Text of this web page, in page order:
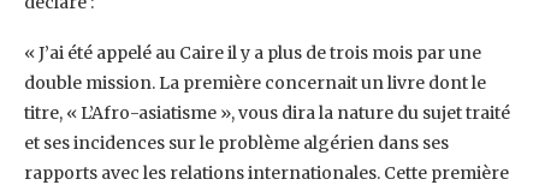
« J’ai été appelé au Caire il y a ‎plus de trois mois par une
double mission. La première concernait un livre dont le
titre, ‎‎« L’Afro-asiatisme », vous dira la nature du sujet traité
et ses incidences sur le problème ‎algérien dans ses
rapports avec les relations internationales. Cette première